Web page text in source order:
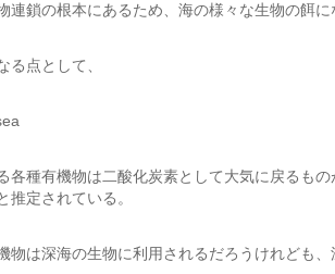
連鎖の根本にあるため、海の様々な生物の餌に
る点として、
各種有機物は二酸化炭素として大気に戻るも
推定されている。
物は深海の生物に利用されるだろうけれども、